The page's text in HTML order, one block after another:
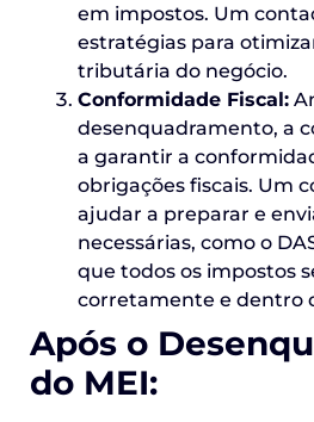
em impostos. Um
estratégias para
tributária do negócio.
Conformidade Fiscal:
desenquadramento, a
a garantir a
obrigações fiscais. Um
ajudar a preparar e
necessárias, como o
que todos os impostos
corretamente e dentro
Após o
do MEI: